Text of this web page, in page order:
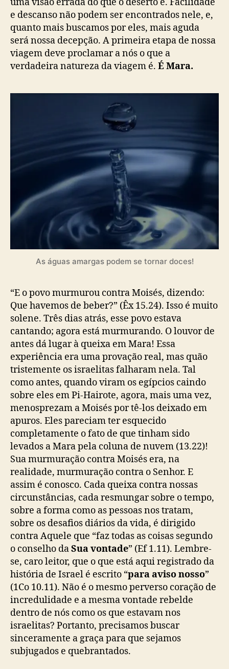
e descanso não podem ser encontrados nele, e,
quanto mais buscamos por eles, mais aguda
será nossa decepção. A primeira etapa de nossa
viagem deve proclamar a nós o que a
verdadeira natureza da viagem é. É Mara.
As águas amargas podem se tornar doces!
“E o povo murmurou contra Moisés, dizendo:
Que havemos de beber?” (Êx 15.24). Isso é muito
solene. Três dias atrás, esse povo estava
cantando; agora está murmurando. O louvor de
antes dá lugar à queixa em Mara! Essa
experiência era uma provação real, mas quão
tristemente os israelitas falharam nela. Tal
como antes, quando viram os egípcios caindo
sobre eles em Pi-Hairote, agora, mais uma vez,
menosprezam a Moisés por tê-los deixado em
apuros. Eles pareciam ter esquecido
completamente o fato de que tinham sido
levados a Mara pela coluna de nuvem (13.22)!
Sua murmuração contra Moisés era, na
realidade, murmuração contra o Senhor. E
assim é conosco. Cada queixa contra nossas
circunstâncias, cada resmungar sobre o tempo,
sobre a forma como as pessoas nos tratam,
sobre os desafios diários da vida, é dirigido
contra Aquele que “faz todas as coisas segundo
o conselho daSua vontade” (Ef 1.11). Lembre-
se, caro leitor, que o que está aqui registrado da
história de Israel é escrito “para aviso nosso”
(1Co 10.11). Não é o mesmo perverso coração de
incredulidade e a mesma vontade rebelde
dentro de nós como os que estavam nos
israelitas? Portanto, precisamos buscar
sinceramente a graça para que sejamos
subjugados e quebrantados.